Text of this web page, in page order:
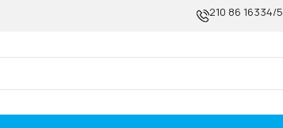
210 86 16334/5